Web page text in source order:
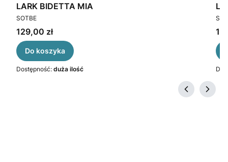
LARK BIDETTA MIA
PRODUCENT
SOTBE
Cena
129,00 zł
Do koszyka
Dostępność: duża ilość